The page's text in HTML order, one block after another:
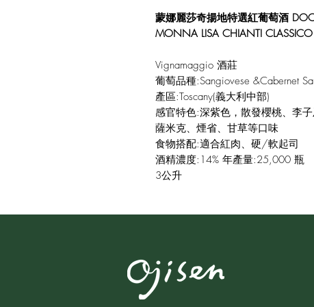
蒙娜麗莎奇揚地特選紅葡萄酒
MONNA LISA CHIANTI
Vignamaggio 酒莊
葡萄品種:Sangiovese &Cabernet
產區:Toscany(義大利中部)
感官特色:深紫色，散發櫻桃、李
薩米克、煙省、甘草等口味
食物搭配:適合紅肉、硬/軟起司
酒精濃度:14% 年產量:25,000 瓶
3公升